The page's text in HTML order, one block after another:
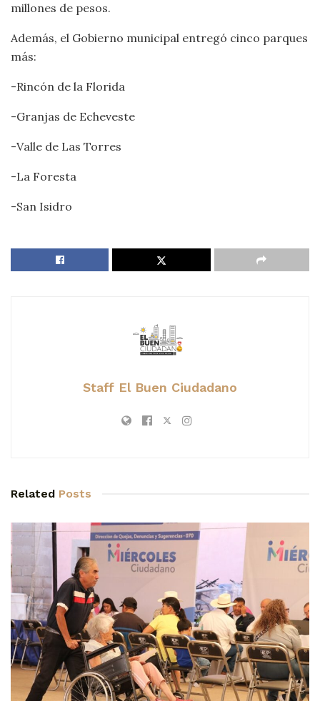
millones de pesos.
Además, el Gobierno municipal entregó cinco parques
más:
-Rincón de la Florida
-Granjas de Echeveste
-Valle de Las Torres
-La Foresta
-San Isidro
Staff El Buen Ciudadano
Related Posts